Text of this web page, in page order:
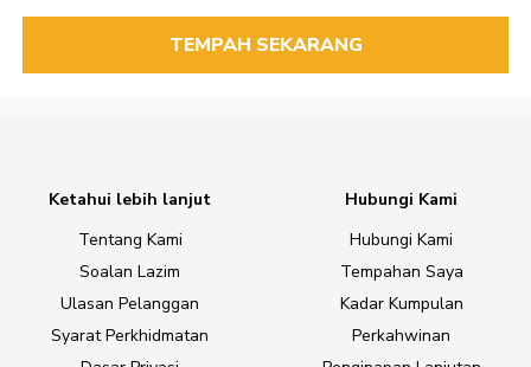
TEMPAH SEKARANG
Ketahui lebih lanjut
Tentang Kami
Soalan Lazim
Ulasan Pelanggan
Syarat Perkhidmatan
Hubungi Kami
Hubungi Kami
Tempahan Saya
Kadar Kumpulan
Perkahwinan